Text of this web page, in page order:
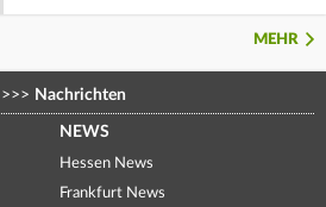
MEHR
>>> Nachrichten
NEWS
Hessen News
Frankfurt News